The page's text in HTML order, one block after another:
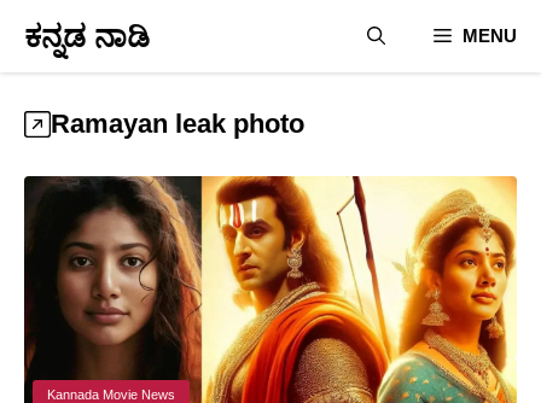
content
ಕನ್ನಡ ನಾಡಿ MENU
Ramayan leak photo
Kannada Movie News